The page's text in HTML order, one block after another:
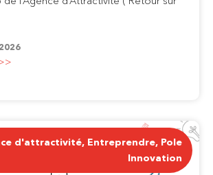
d'attractivité, Entreprendre, Pole
Innovation